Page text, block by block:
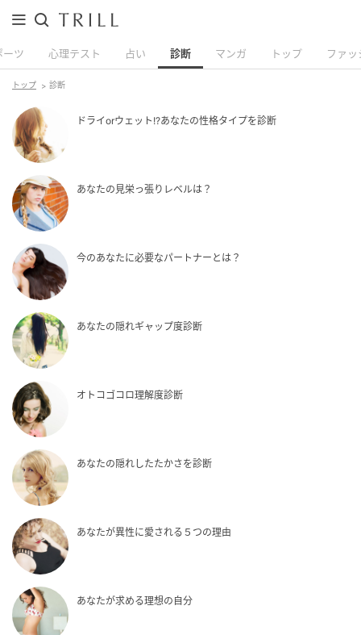
ーツ 心理テスト 占い 診断 マンガ トップ ファ
トップ 診断
ドライorウェット!?あなたの性格タイプを診断
あなたの見栄っ張りレベルは？
今のあなたに必要なパートナーとは？
あなたの隠れギャップ度診断
オトコゴコロ理解度診断
あなたの隠れしたたかさを診断
あなたが異性に愛される５つの理由
あなたが求める理想の自分